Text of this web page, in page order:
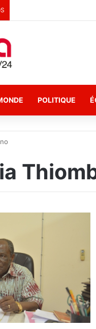
POLITIQUE